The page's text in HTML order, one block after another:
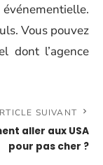
Vous pouvez
dont l’agence
SUIVANT
aller aux USA
pour pas cher ?